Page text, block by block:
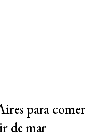
para comer
de mar